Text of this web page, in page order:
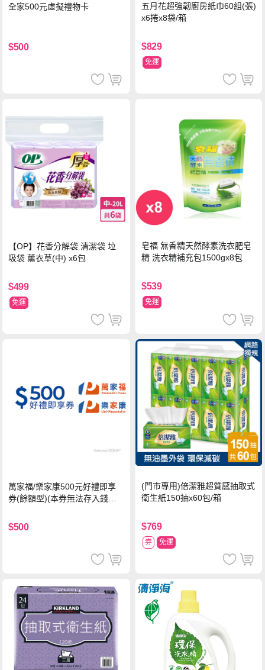
全家500元虛擬禮物卡
$500
五月花超強韌廚房紙巾60組(張)
x6捲x8袋/箱
$829
免運
【OP】花香分解袋 清潔袋 垃
圾袋 薰衣草(中) x6包
$499
免運
皂福 無香精天然酵素洗衣肥皂
精 洗衣精補充包1500gx8包
$539
免運
萬家福/樂家康500元好禮即享
券(餘額型)(本券無法存入錢包
$500
(門市專用)倍潔雅超質感抽取式
衛生紙150抽x60包/箱
$769
券 免運